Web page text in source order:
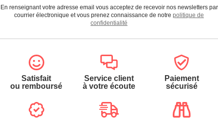
En renseignant votre adresse email vous acceptez de recevoir nos newsletters par
courrier électronique et vous prenez connaissance de notre politique de
confidentialité
Satisfait
ou remboursé
Service client
à votre écoute
Paiement
sécurisé